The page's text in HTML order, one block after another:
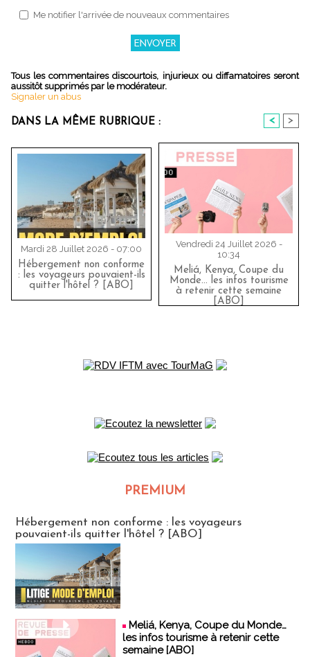
Me notifier l'arrivée de nouveaux commentaires
Tous les commentaires discourtois, injurieux ou diffamatoires seront
aussitôt supprimés par le modérateur.
Signaler un abus
DANS LA MÊME RUBRIQUE : < >
Mardi 28 Juillet 2026 - 07:00
Hébergement non conforme
: les voyageurs pouvaient-ils
quitter l'hôtel ? [ABO]
Vendredi 24 Juillet 2026 -
10:34
Meliá, Kenya, Coupe du
Monde… les infos tourisme
à retenir cette semaine
[ABO]
PREMIUM
Hébergement non conforme : les voyageurs
pouvaient-ils quitter l'hôtel ? [ABO]
Meliá, Kenya, Coupe du Monde…
les infos tourisme à retenir cette
semaine [ABO]